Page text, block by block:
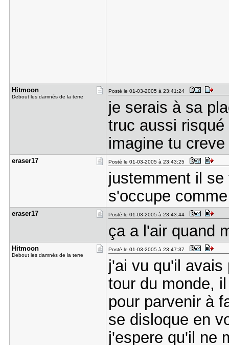
Hitmoon
Debout les damnés de la terre
Posté le 01-03-2005 à 23:41:24
je serais à sa
truc aussi risqué
imagine tu
eraser17 Posté le 01-03-2005 à 23:43:25
justemment il
s'occupe
eraser17 Posté le 01-03-2005 à 23:43:44
ça a l'air quand
Hitmoon
Debout les damnés de la terre
Posté le 01-03-2005 à 23:47:37
j'ai vu qu'il avais
tour du monde,
pour parvenir à
se disloque en
j'espere qu'il ne